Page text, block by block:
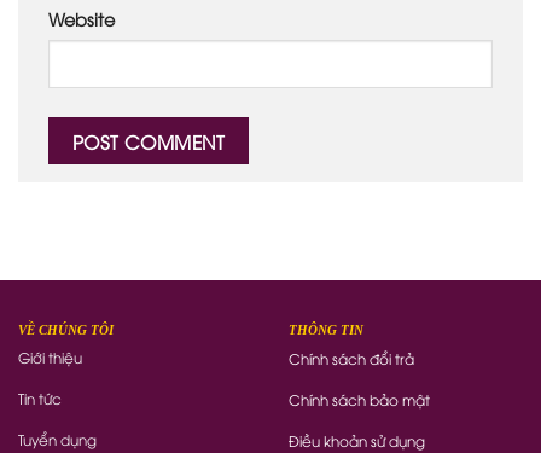
Website
VỀ CHÚNG TÔI
Giới thiệu
Tin tức
Tuyển dụng
THÔNG TIN
Chính sách đổi trả
Chính sách bảo mật
Điều khoản sử dụng